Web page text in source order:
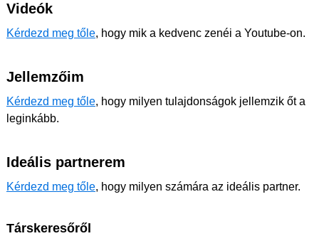
Videók
Kérdezd meg tőle, hogy mik a kedvenc zenéi a Youtube-on.
Jellemzőim
Kérdezd meg tőle, hogy milyen tulajdonságok jellemzik őt a
leginkább.
Ideális partnerem
Kérdezd meg tőle, hogy milyen számára az ideális partner.
Társkeresőről